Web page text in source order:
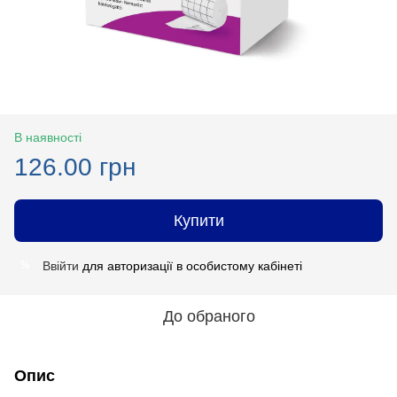
В наявності
126.00 грн
Купити
Ввійти для авторизації в особистому кабінеті
До обраного
Опис